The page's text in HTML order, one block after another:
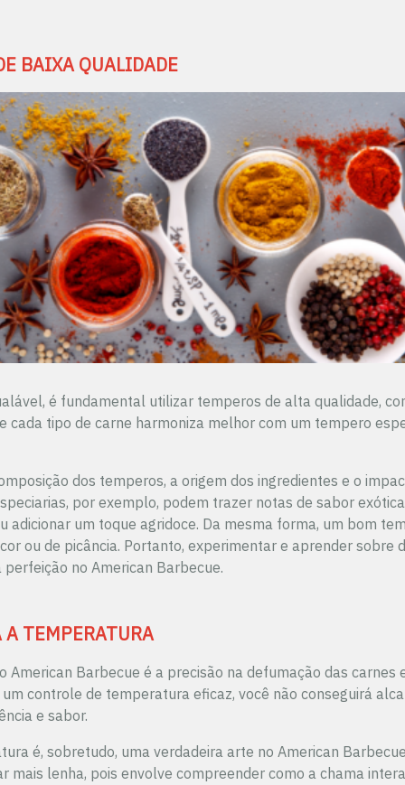
BAIXA QUALIDADE
é fundamental utilizar temperos de alta qualidade,
cada tipo de carne harmoniza melhor com um tempero
dos temperos, a origem dos ingredientes e o
por exemplo, podem trazer notas de sabor
adicionar um toque agridoce. Da mesma forma, um bom
ou de picância. Portanto, experimentar e aprender sobre
no American Barbecue.
A TEMPERATURA
American Barbecue é a precisão na defumação das
controle de temperatura eficaz, você não conseguirá
e sabor.
é, sobretudo, uma verdadeira arte no American
mais lenha, pois envolve compreender como a chama